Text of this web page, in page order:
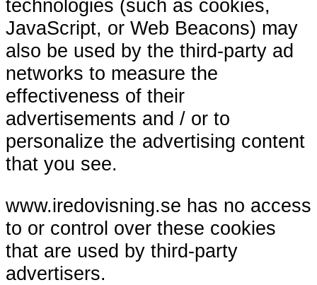
technologies (such as cookies,
JavaScript, or Web Beacons) may
also be used by the third-party ad
networks to measure the
effectiveness of their
advertisements and / or to
personalize the advertising content
that you see.
www.iredovisning.se has no access
to or control over these cookies
that are used by third-party
advertisers.